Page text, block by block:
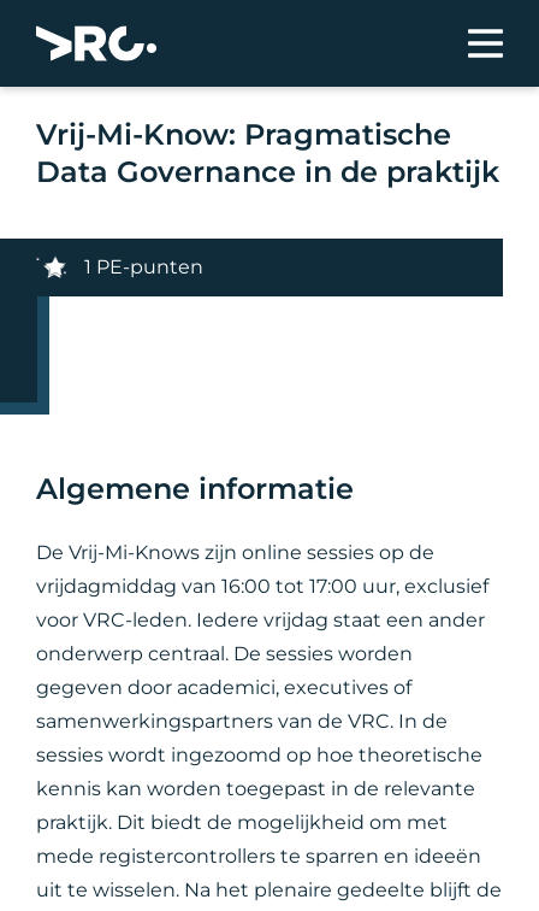
Vrij-Mi-Know: Pragmatische
Data Governance in de praktijk
1 PE-punten
Algemene informatie
De Vrij-Mi-Knows zijn online sessies op de
vrijdagmiddag van 16:00 tot 17:00 uur, exclusief
voor VRC-leden. Iedere vrijdag staat een ander
onderwerp centraal. De sessies worden
gegeven door academici, executives of
samenwerkingspartners van de VRC. In de
sessies wordt ingezoomd op hoe theoretische
kennis kan worden toegepast in de relevante
praktijk. Dit biedt de mogelijkheid om met
mede registercontrollers te sparren en ideeën
uit te wisselen. Na het plenaire gedeelte blijft de